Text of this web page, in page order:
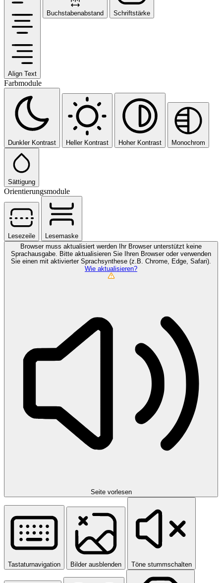
Align Text
Buchstabenabstand Schriftstärke
Farbmodule
Dunkler Kontrast Heller Kontrast Hoher Kontrast Monochrom
Sättigung
Orientierungsmodule
Lesezeile
Lesemaske
Browser muss aktualisiert werden Ihr Browser unterstützt keine
Sprachausgabe. Bitte aktualisieren Sie Ihren Browser oder verwenden
Sie einen mit aktivierter Sprachsynthese (z.B. Chrome, Edge, Safari).
Wie aktualisieren?
Seite vorlesen
Tastaturnavigation Bilder ausblenden Töne stummschalten